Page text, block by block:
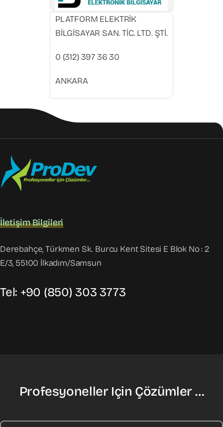
PLATFORM ELEKTRİK
BİLGİSAYAR SAN. TİC. LTD. ŞTİ.
0 (312) 397 36 30
ANKARA
İletişim Bilgileri
Derebahçe, Türkmen Sk. Burcu Kent Sitesi E Blok No : 2
E/3, 55100 İlkadım/Samsun
Tel: +90 (850) 303 3773
Profesyoneller Için Çözümler …